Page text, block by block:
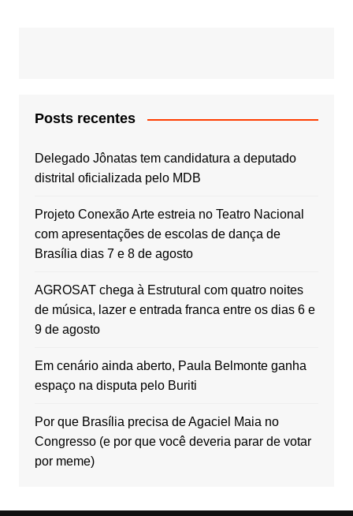
Posts recentes
Delegado Jônatas tem candidatura a deputado
distrital oficializada pelo MDB
Projeto Conexão Arte estreia no Teatro Nacional
com apresentações de escolas de dança de
Brasília dias 7 e 8 de agosto
AGROSAT chega à Estrutural com quatro noites
de música, lazer e entrada franca entre os dias 6 e
9 de agosto
Em cenário ainda aberto, Paula Belmonte ganha
espaço na disputa pelo Buriti
Por que Brasília precisa de Agaciel Maia no
Congresso (e por que você deveria parar de votar
por meme)